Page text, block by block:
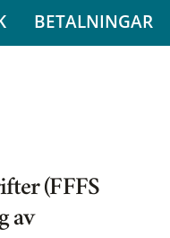
BETALNINGAR
(FFFS
av